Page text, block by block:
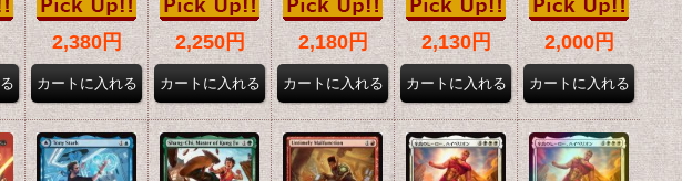
2,380円 2,250円 2,180円 2,130円 2,000円